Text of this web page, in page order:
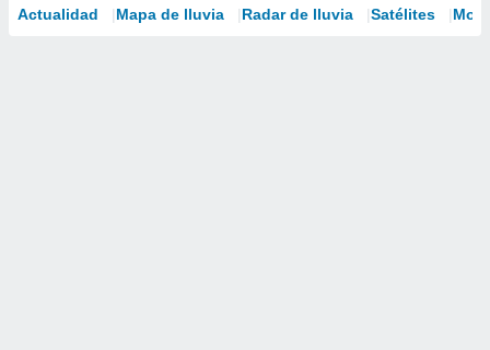
Actualidad Mapa de lluvia Radar de lluvia Satélites